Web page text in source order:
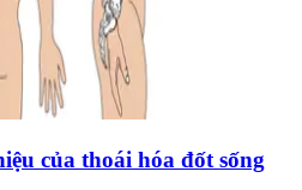
của thoái hóa đốt sống